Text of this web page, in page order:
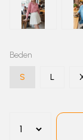
Beden
S L